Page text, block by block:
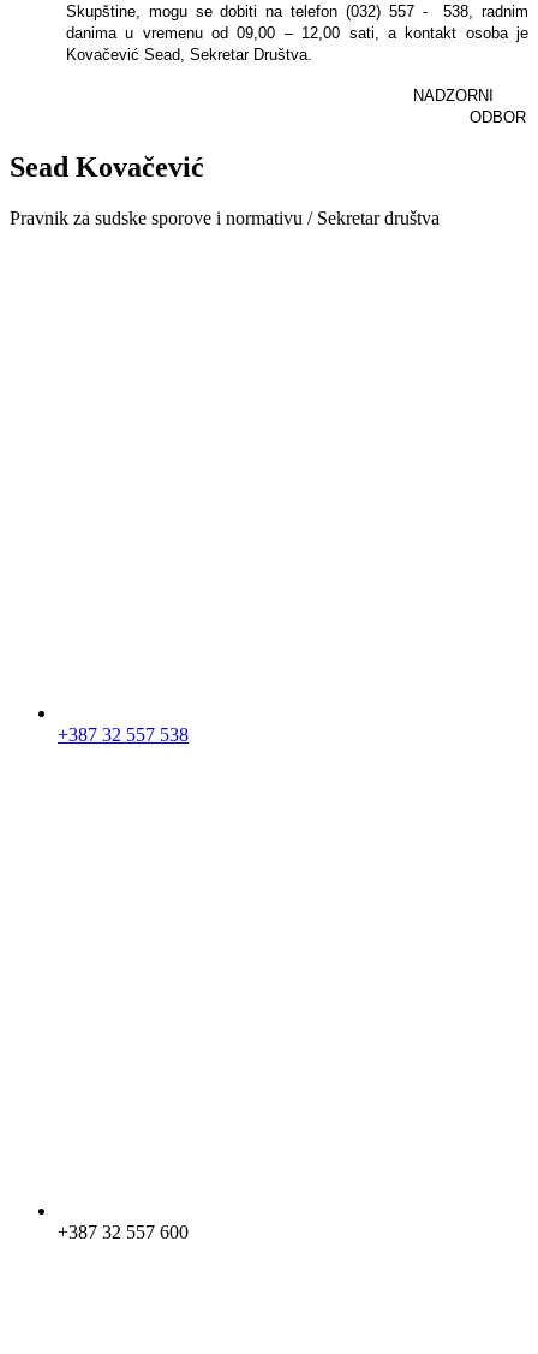
Skupštine, mogu se dobiti na telefon (032) 557 - 538, radnim
danima u vremenu od 09,00 – 12,00 sati, a kontakt osoba je
Kovačević Sead, Sekretar Društva.
NADZORNI
ODBOR
Sead Kovačević
Pravnik za sudske sporove i normativu / Sekretar društva
+387 32 557 538
+387 32 557 600